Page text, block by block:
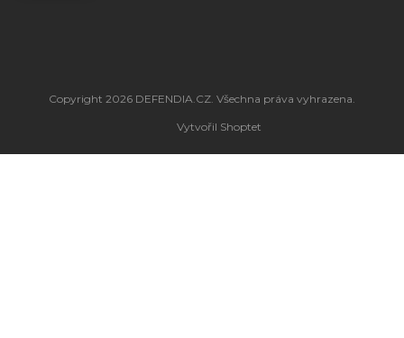
Vytvořil Shoptet
Copyright 2026 DEFENDIA.CZ. Všechna práva vyhrazena.